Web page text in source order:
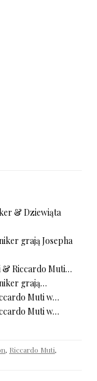
& Dziewiąta
grają Josepha
& Riccardo Muti…
grają…
Muti w…
Muti w…
, Riccardo Muti,